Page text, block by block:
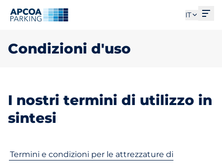
IT
Condizioni d'uso
I nostri termini di utilizzo in
sintesi
Termini e condizioni per le attrezzature di